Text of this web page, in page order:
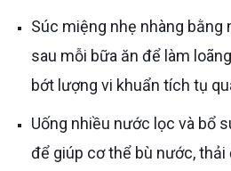
Súc miệng nhẹ nhàng bằng nước muối sinh lý ấm
sau mỗi bữa ăn để làm
bớt lượng vi khuẩn tích tụ
Uống nhiều nước lọc và bổ sung nước ép trái cây
để giúp cơ thể bù nước,